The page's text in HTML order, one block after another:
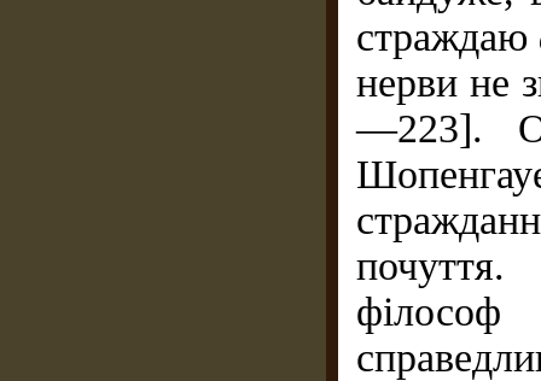
страждаю
нерви не
—223].